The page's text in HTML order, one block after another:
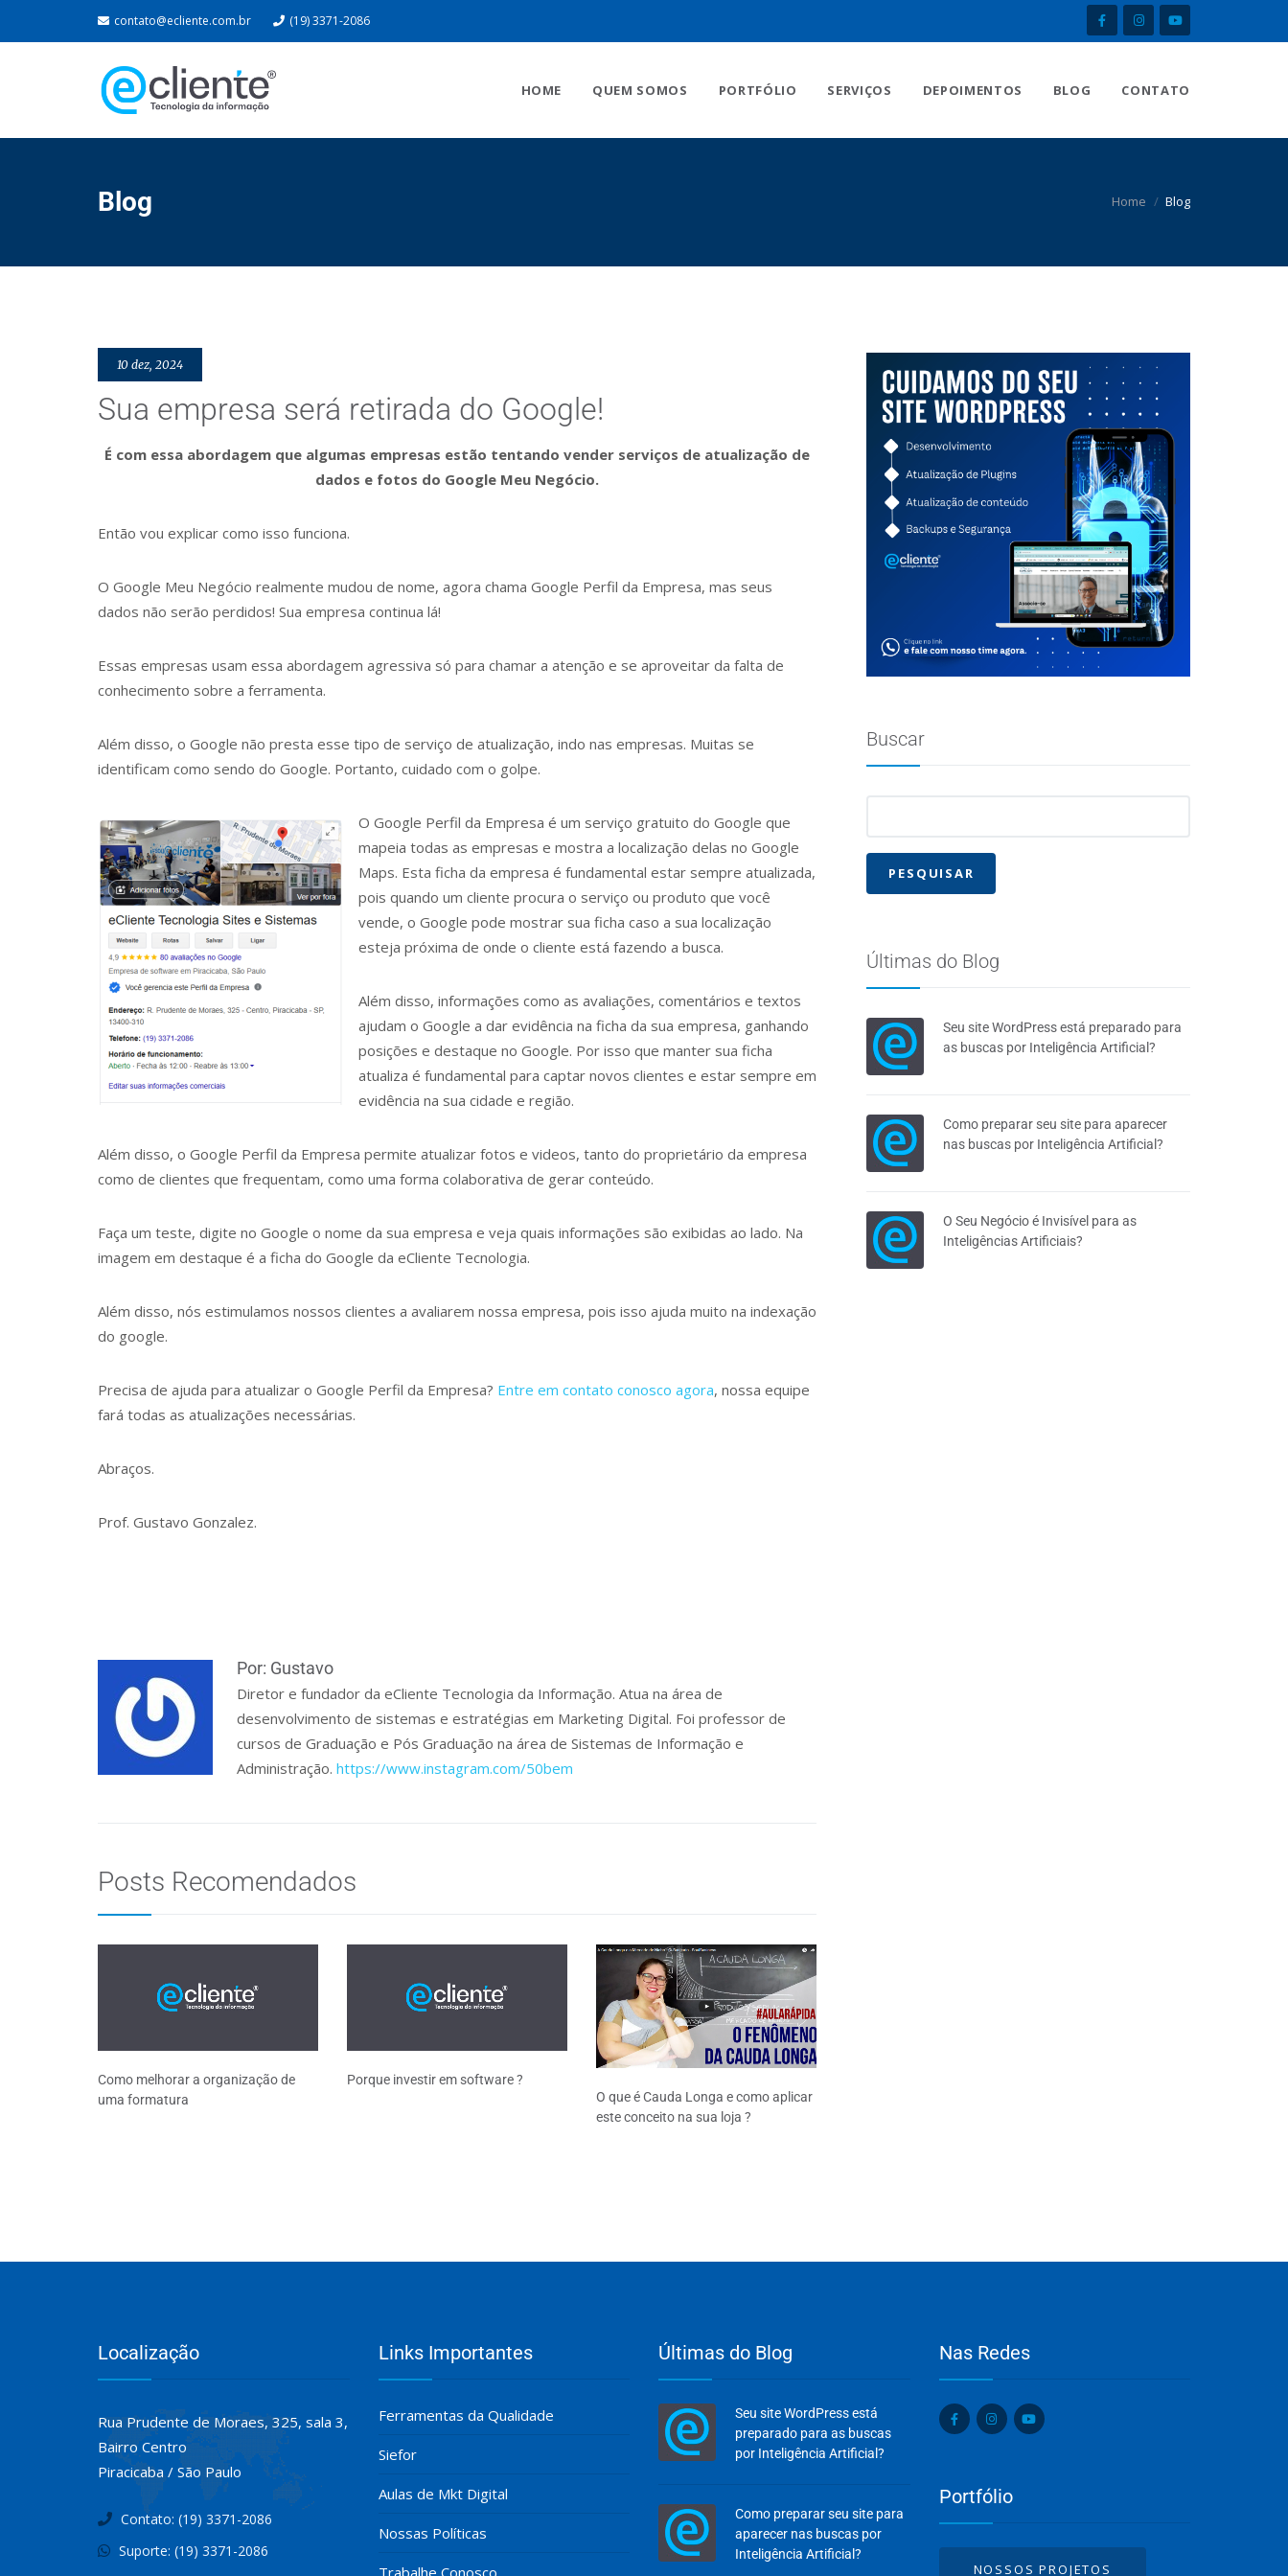
contato@ecliente.com.br (19) 3371-2086
HOME QUEM SOMOS PORTFÓLIO SERVIÇOS DEPOIMENTOS BLOG CONTATO
Blog Home Blog
10 dez, 2024
Sua empresa será retirada do Google!
É com essa abordagem que algumas empresas estão tentando vender serviços de atualização de
dados e fotos do Google Meu Negócio.
Então vou explicar como isso funciona.
O Google Meu Negócio realmente mudou de nome, agora chama Google Perfil da Empresa, mas seus
dados não serão perdidos! Sua empresa continua lá!
Essas empresas usam essa abordagem agressiva só para chamar a atenção e se aproveitar da falta de
conhecimento sobre a ferramenta.
Além disso, o Google não presta esse tipo de serviço de atualização, indo nas empresas. Muitas se
identificam como sendo do Google. Portanto, cuidado com o golpe.
O Google Perfil da Empresa é um serviço gratuito do Google que
mapeia todas as empresas e mostra a localização delas no Google
Maps. Esta ficha da empresa é fundamental estar sempre atualizada,
pois quando um cliente procura o serviço ou produto que você
vende, o Google pode mostrar sua ficha caso a sua localização
esteja próxima de onde o cliente está fazendo a busca.
Além disso, informações como as avaliações, comentários e textos
ajudam o Google a dar evidência na ficha da sua empresa, ganhando
posições e destaque no Google. Por isso que manter sua ficha
atualiza é fundamental para captar novos clientes e estar sempre em
evidência na sua cidade e região.
Além disso, o Google Perfil da Empresa permite atualizar fotos e videos, tanto do proprietário da empresa
como de clientes que frequentam, como uma forma colaborativa de gerar conteúdo.
Faça um teste, digite no Google o nome da sua empresa e veja quais informações são exibidas ao lado. Na
imagem em destaque é a ficha do Google da eCliente Tecnologia.
Além disso, nós estimulamos nossos clientes a avaliarem nossa empresa, pois isso ajuda muito na indexação
do google.
Precisa de ajuda para atualizar o Google Perfil da Empresa? Entre em contato conosco agora, nossa equipe
fará todas as atualizações necessárias.
Abraços.
Prof. Gustavo Gonzalez.
Por: Gustavo
Diretor e fundador da eCliente Tecnologia da Informação. Atua na área de
desenvolvimento de sistemas e estratégias em Marketing Digital. Foi professor de
cursos de Graduação e Pós Graduação na área de Sistemas de Informação e
Administração. https://www.instagram.com/50bem
Posts Recomendados
Como melhorar a organização de
uma formatura
Porque investir em software ?
O que é Cauda Longa e como aplicar
este conceito na sua loja ?
Buscar
Últimas do Blog
Seu site WordPress está preparado para
as buscas por Inteligência Artificial?
Como preparar seu site para aparecer
nas buscas por Inteligência Artificial?
O Seu Negócio é Invisível para as
Inteligências Artificiais?
Localização
Rua Prudente de Moraes, 325, sala 3,
Bairro Centro
Piracicaba / São Paulo
Contato: (19) 3371-2086
Suporte: (19) 3371-2086
Links Importantes
Ferramentas da Qualidade
Siefor
Aulas de Mkt Digital
Nossas Políticas
Últimas do Blog
Seu site WordPress está
preparado para as buscas
por Inteligência Artificial?
Como preparar seu site para
aparecer nas buscas por
Inteligência Artificial?
Nas Redes
Portfólio
NOSSOS PROJETOS
Olá, insira seus dados para continuar.
Número de celular